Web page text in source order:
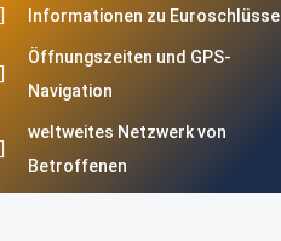
Informationen zu Euroschlüssel
Öffnungszeiten und GPS-
Navigation
weltweites Netzwerk von
Betroffenen